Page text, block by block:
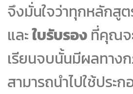
จึงมั่นใจว่าทุกหลักสู
และใบรับรอง ที่คุณจ
เรียนจบนั้นมีผลทาง
สามารถนำไปใช้ประ